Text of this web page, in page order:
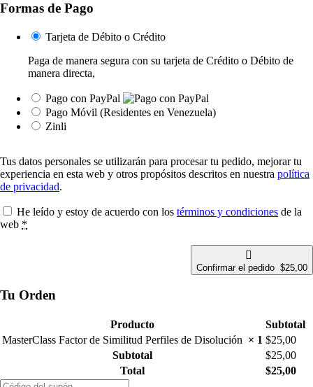
Formas de Pago
Tarjeta de Débito o Crédito
Paga de manera segura con su tarjeta de Crédito o Débito de
manera directa,
Pago con PayPal
Pago Móvil (Residentes en Venezuela)
Zinli
Tus datos personales se utilizarán para procesar tu pedido, mejorar tu
experiencia en esta web y otros propósitos descritos en nuestra política
de privacidad.
He leído y estoy de acuerdo con los términos y condiciones de la
web *
Confirmar el pedido $25,00
Tu Orden
Producto
Subtotal
MasterClass Factor de Similitud Perfiles de Disolución × 1 $25,00
Subtotal
$25,00
Total
$25,00